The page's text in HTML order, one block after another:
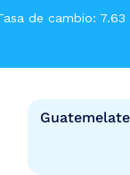
de cambio: 7.63